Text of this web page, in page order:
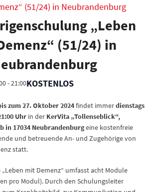
(51/24) in Neubrandenburg
„Leben
(51/24) in
-21:00KOSTENLOS
zum 27. Oktober 2024findet immerdienstags
Uhr in der KerVita „Tollenseblick“,
in 17034 Neubrandenburgeine kostenfreie
und betreuende An- und Zugehörige von
statt.
„Leben mit Demenz“ umfasst acht Module
pro Modul). Durch den Schulungsleiter